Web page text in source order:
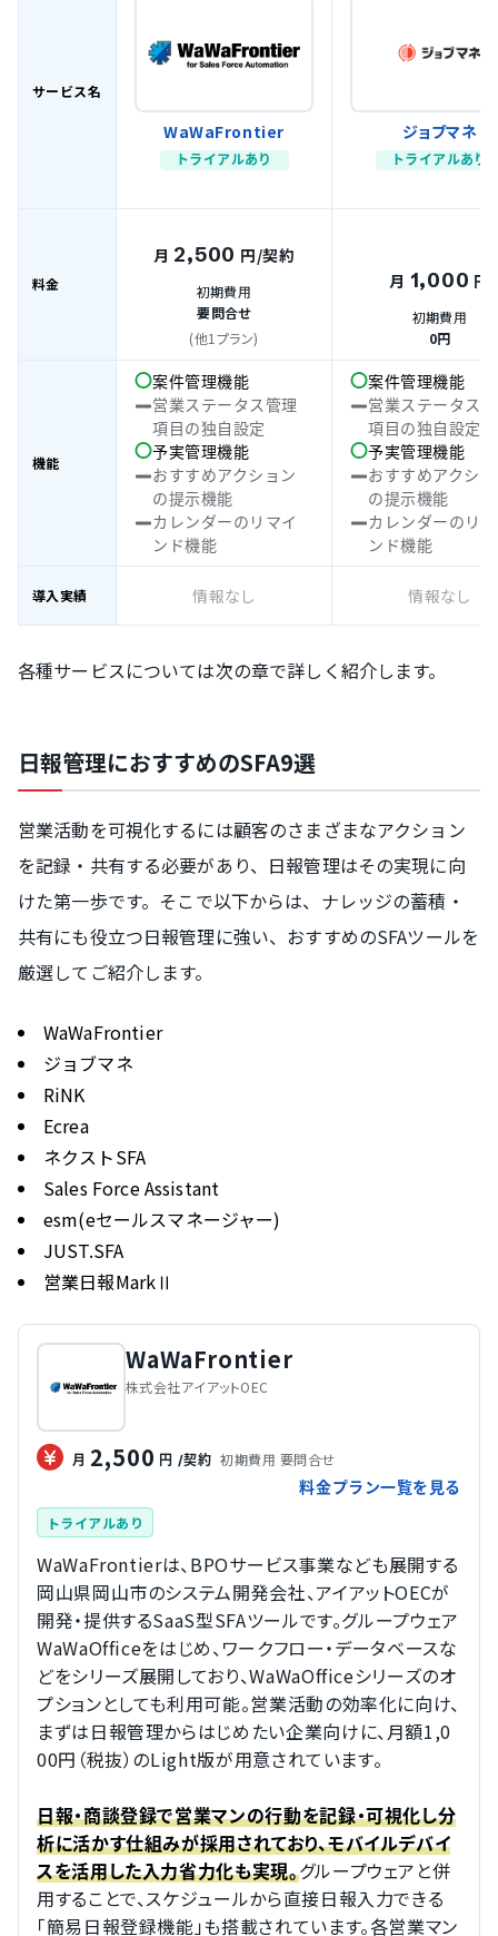
サービス名
WaWaFrontier
トライアルあり
ジョブマネ
トライアルあり
料金
月 2,500 円/契約
初期費用
要問合せ
(他1プラン)
月 1,000 円
初期費用
0円
機能
案件管理機能
営業ステータス管理
項目の独自設定
予実管理機能
おすすめアクション
の提示機能
カレンダーのリマイ
ンド機能
案件管理機能
営業ステータス
項目の独自設定
予実管理機能
おすすめアクシ
の提示機能
カレンダーのリ
ンド機能
導入実績 情報なし 情報なし
各種サービスについては次の章で詳しく紹介します。
日報管理におすすめのSFA9選
営業活動を可視化するには顧客のさまざまなアクション
を記録・共有する必要があり、日報管理はその実現に向
けた第一歩です。そこで以下からは、ナレッジの蓄積・
共有にも役立つ日報管理に強い、おすすめのSFAツールを
厳選してご紹介します。
WaWaFrontier
ジョブマネ
RiNK
Ecrea
ネクストSFA
Sales Force Assistant
esm(eセールスマネージャー)
JUST.SFA
営業日報MarkⅡ
WaWaFrontier
株式会社アイアットOEC
月 2,500 円 /契約 初期費用 要問合せ
料金プラン一覧を見る
トライアルあり
WaWaFrontierは、BPOサービス事業なども展開する
岡山県岡山市のシステム開発会社、アイアットOECが
開発・提供するSaaS型SFAツールです。グループウェア
WaWaOfficeをはじめ、ワークフロー・データベースな
どをシリーズ展開しており、WaWaOfficeシリーズのオ
プションとしても利用可能。営業活動の効率化に向け、
まずは日報管理からはじめたい企業向けに、月額1,0
00円（税抜）のLight版が用意されています。
日報・商談登録で営業マンの行動を記録・可視化し分
析に活かす仕組みが採用されており、モバイルデバイ
スを活用した入力省力化も実現。グループウェアと併
用することで、スケジュールから直接日報入力できる
「簡易日報登録機能」も搭載されています。各営業マン